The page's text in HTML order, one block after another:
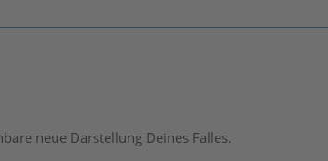
neue Darstellung Deines Falles.